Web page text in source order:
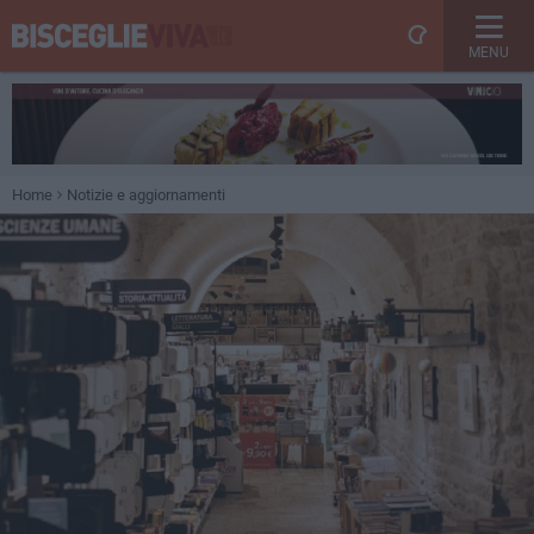
MENU
Home Notizie e aggiornamenti